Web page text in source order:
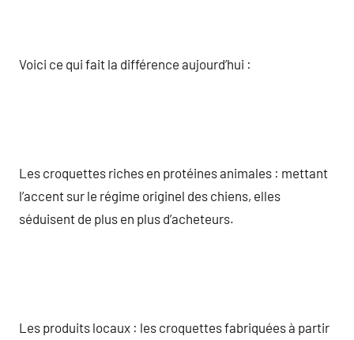
Voici ce qui fait la différence aujourd’hui :
Les croquettes riches en protéines animales : mettant
l’accent sur le régime originel des chiens, elles
séduisent de plus en plus d’acheteurs.
Les produits locaux : les croquettes fabriquées à partir